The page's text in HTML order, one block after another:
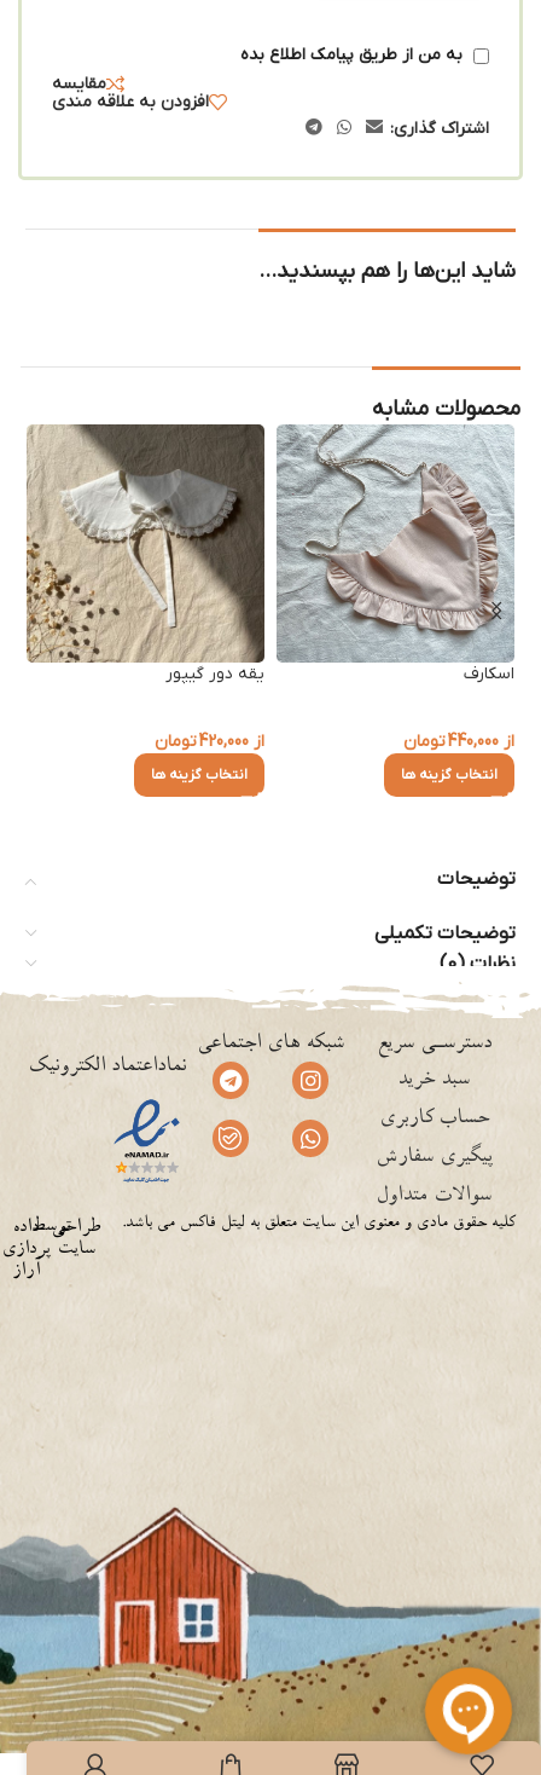
به من از طریق پیامک اطلاع بده
مقایسه
افزودن به علاقه مندی
اشتراک گذاری:
شاید این‌ها را هم بپسندید…
محصولات مشابه
اسکارف
از440,000تومان
انتخاب گزینه ها
یقه دور گیپور
از420,000تومان
انتخاب گزینه ها
توضیحات
توضیحات تکمیلی
نظرات (0)
دسترسـی سریع
سبد خرید
حساب کاربری
پیگیری سفارش
سوالات متداول
شبکه های اجتماعی
نماداعتماد الکترونیک
داده
پردازی
آراز
توسططراحی
سایت
کلیه حقوق مادی و معنوی این سایت متعلق به لیتل فاکس می باشد.